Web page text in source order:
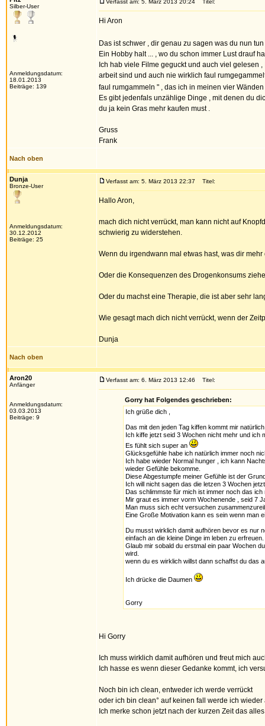
Silber-User
Anmeldungsdatum:
18.01.2013
Beiträge: 139
Verfasst am: 5. März 2013 20:24 Titel:
Hi Aron
Das ist schwer , dir genau zu sagen was du nun
Ein Hobby halt ... , wo du schon immer Lust drauf
Ich hab viele Filme geguckt und auch viel gelesen
arbeit sind und auch nie wirklich faul
faul rumgammeln " , das ich in meinen vier
Es gibt jedenfals unzählige Dinge , mit denen du
du ja kein Gras mehr kaufen must .
Gruss
Frank
Nach oben
Dunja
Bronze-User
Anmeldungsdatum:
30.12.2012
Beiträge: 25
Verfasst am: 5. März 2013 22:37 Titel:
Hallo Aron,
mach dich nicht verrückt, man kann nicht auf
schwierig zu widerstehen.
Wenn du irgendwann mal etwas hast, was dir
Oder die Konsequenzen des Drogenkonsums
Oder du machst eine Therapie, die ist aber sehr
Wie gesagt mach dich nicht verrückt, wenn der
Dunja
Nach oben
Aron20
Anfänger
Anmeldungsdatum:
03.03.2013
Beiträge: 9
Verfasst am: 6. März 2013 12:46 Titel:
Gorry hat Folgendes geschrieben:
Ich grüße dich ,
Das mit den jeden Tag kiffen kommt mir
Ich kiffe jetzt seid 3 Wochen nicht mehr und ich
Es fühlt sich super an
Glücksgefühle habe ich natürlich immer noch
Ich habe wieder Normal hunger , ich kann
wieder Gefühle bekomme.
Diese Abgestumpfe meiner Gefühle ist der
Ich will nicht sagen das die letzen 3 Wochen
Das schlimmste für mich ist immer noch das
Mir graut es immer vorm Wochenende , seid 7
Man muss sich echt versuchen
Eine Große Motivation kann es sein wenn man
Du musst wirklich damit aufhören bevor es nur
einfach an die kleine Dinge im leben zu erfreuen.
Glaub mir sobald du erstmal ein paar Wochen
wird.
wenn du es wirklich willst dann schaffst du das
Ich drücke die Daumen
Gorry
Hi Gorry
Ich muss wirklich damit aufhören und freut mich
Ich hasse es wenn dieser Gedanke kommt, ich
Noch bin ich clean, entweder ich werde verrückt
oder ich bin clean° auf keinen fall werde ich wieder
Ich merke schon jetzt nach der kurzen Zeit das